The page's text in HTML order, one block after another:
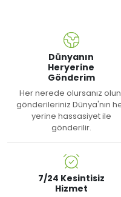
Dünyanın
Heryerine
Gönderim
Her nerede olursanız
gönderileriniz Dünya'nın
yerine hassasiyet ile
gönderilir.
7/24 Kesintisiz
Hizmet